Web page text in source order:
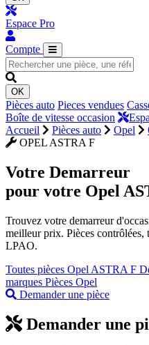
Espace Pro
Compte
OK
Pièces auto Pieces vendues
Boîte de vitesse occasion
Accueil
Pièces auto Opel
OPEL ASTRA F
Votre Demarreur
pour votre Opel
Trouvez votre demarreur
meilleur prix. Pièces contrôlées,
LPAO.
Toutes pièces Opel ASTRA F
marques Pièces Opel
Demander une pièce
Demander une